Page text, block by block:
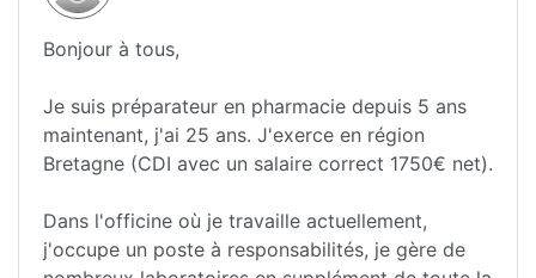
Bonjour à tous,
Je suis préparateur en pharmacie depuis 5 ans
maintenant, j'ai 25 ans. J'exerce en région
Bretagne (CDI avec un salaire correct 1750€ net).
Dans l'officine où je travaille actuellement,
j'occupe un poste à responsabilités, je gère de